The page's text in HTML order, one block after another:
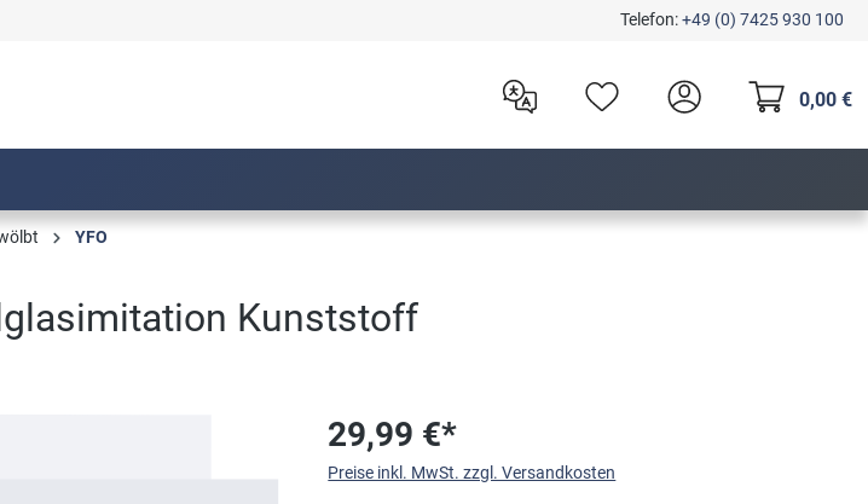
Telefon:+49 (0) 7425 930 100
0,00 €
YFO
Kunststoff
29,99 €*
Preise inkl. MwSt. zzgl. Versandkosten